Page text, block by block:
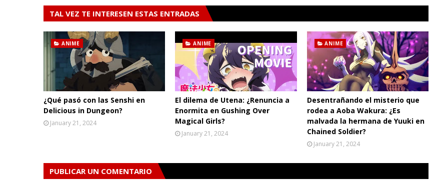
TAL VEZ TE INTERESEN ESTAS ENTRADAS
ANIME
¿Qué pasó con las Senshi en
Delicious in Dungeon?
January 21, 2024
ANIME
El dilema de Utena: ¿Renuncia a
Enormita en Gushing Over
Magical Girls?
January 21, 2024
ANIME
Desentrañando el misterio que
rodea a Aoba Wakura: ¿Es
malvada la hermana de Yuuki en
Chained Soldier?
January 21, 2024
PUBLICAR UN COMENTARIO